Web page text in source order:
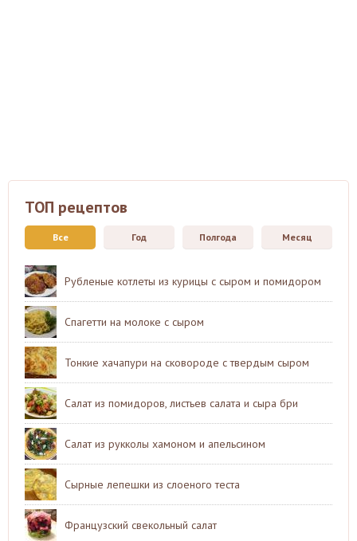
ТОП рецептов
Все Год Полгода Месяц
Рубленые котлеты из курицы с сыром и помидором
Спагетти на молоке с сыром
Тонкие хачапури на сковороде с твердым сыром
Салат из помидоров, листьев салата и сыра бри
Салат из рукколы хамоном и апельсином
Сырные лепешки из слоеного теста
Французский свекольный салат